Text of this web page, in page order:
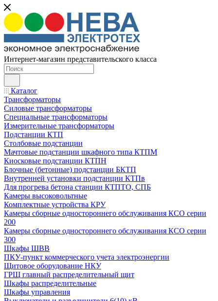
Интернет-магазин представительского класса
Каталог
Трансформаторы
Силовые трансформаторы
Специальные трансформаторы
Измерительные трансформаторы
Подстанции КТП
Столбовые подстанции
Мачтовые подстанции шкафного типа КТПМ
Киосковые подстанции КТПН
Блочные (бетонные) подстанции БКТП
Внутренней установки подстанции КТПв
Для прогрева бетона станции КТПТО, СПБ
Камеры высоковольтные
Комплектные устройства КРУ
Камеры сборные одностороннего обслуживания КСО серии
200
Камеры сборные одностороннего обслуживания КСО серии
300
Шкафы ШВВ
ПКУ-пункт коммерческого учета электроэнергии
Щитовое оборудование НКУ
ГРЩ главный распределительный щит
Шкафы распределительные
Шкафы управления